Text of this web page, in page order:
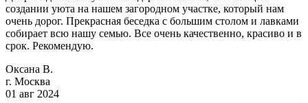
создании уюта на нашем загородном участке, который нам
очень дорог. Прекрасная беседка с большим столом и лавками
собирает всю нашу семью. Все очень качественно, красиво и в
срок. Рекомендую.
Оксана В.
г. Москва
01 авг 2024